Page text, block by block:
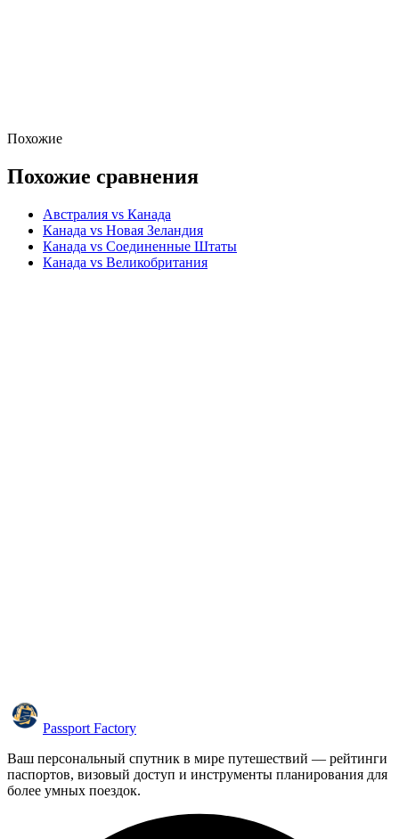
Похожие
Похожие сравнения
Австралия vs Канада
Канада vs Новая Зеландия
Канада vs Соединенные Штаты
Канада vs Великобритания
Passport Factory
Ваш персональный спутник в мире путешествий — рейтинги
паспортов, визовый доступ и инструменты планирования для
более умных поездок.